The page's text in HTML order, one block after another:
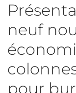
neuf
pour